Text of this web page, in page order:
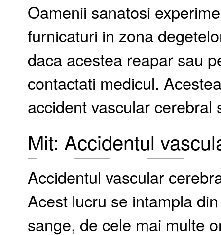
Oamenii sanatosi
furnicaturi in zona
daca acestea reapar sau
contactati medicul.
accident vascular
Mit: Accidentul
Accidentul vascular
Acest lucru se intampla
sange, de cele mai multe